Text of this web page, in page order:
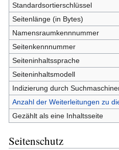
Standardsortierschlüssel
Seitenlänge (in Bytes)
Namensraumkennnummer
Seitenkennnummer
Seiteninhaltssprache
Seiteninhaltsmodell
Indizierung durch
Anzahl der Weiterleitungen zu
Gezählt als eine Inhaltsseite
Seitenschutz